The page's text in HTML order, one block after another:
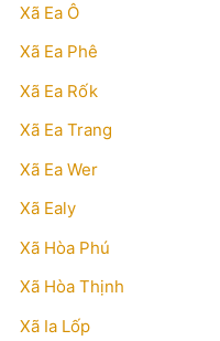
Xã Ea Ô
Xã Ea Phê
Xã Ea Rốk
Xã Ea Trang
Xã Ea Wer
Xã Ealy
Xã Hòa Phú
Xã Hòa Thịnh
Xã Ia Lốp